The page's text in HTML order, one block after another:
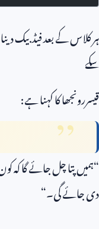
ہر کلاس کے بعد فیڈبیک دینا
سکے
قیسررونجھا کا کہنا ہے:
“ہمیں پتا چل جائے گا کہ
دی جائے گی۔“